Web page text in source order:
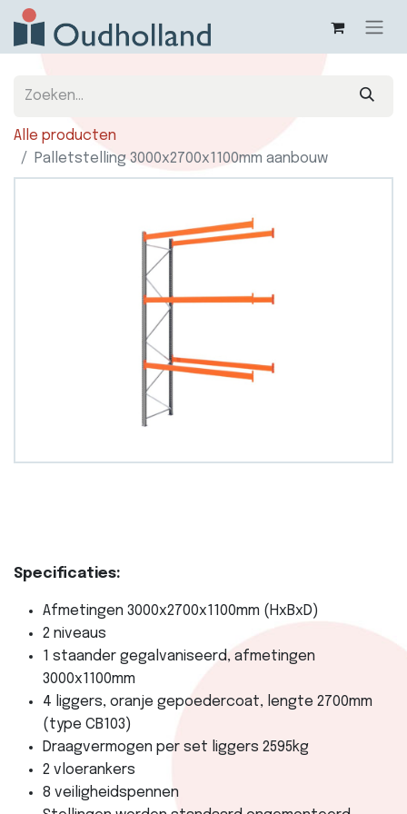
Alle producten
Palletstelling 3000x2700x1100mm aanbouw
Specificaties:
Afmetingen 3000x2700x1100mm (HxBxD)
2 niveaus
1 staander gegalvaniseerd, afmetingen
3000x1100mm
4 liggers, oranje gepoedercoat, lengte 2700mm
(type CB103)
Draagvermogen per set liggers 2595kg
2 vloerankers
8 veiligheidspennen